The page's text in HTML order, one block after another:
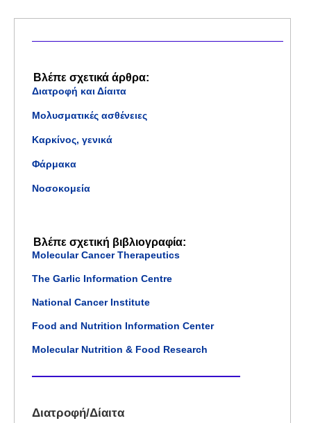
Βλέπε σχετικά άρθρα:
Διατροφή και Δίαιτα
Μολυσματικές ασθένειες
Καρκίνος, γενικά
Φάρμακα
Νοσοκομεία
Βλέπε σχετική βιβλιογραφία:
Molecular Cancer Therapeutics
The Garlic Information Centre
National Cancer Institute
Food and Nutrition Information Center
Molecular Nutrition & Food Research
Διατροφή/Δίαιτα